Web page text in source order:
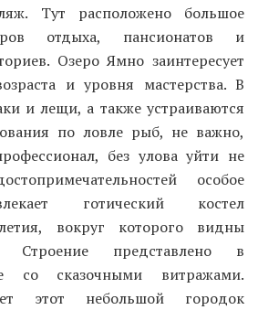
Тут расположено большое
отдыха, пансионатов и
Озеро Ямно заинтересует
и уровня мастерства. В
и лещи, а также устраиваются
по ловле рыб, не важно,
без улова уйти не
особое
готический костел
вокруг которого видны
Строение представлено в
со сказочными витражами.
этот небольшой городок